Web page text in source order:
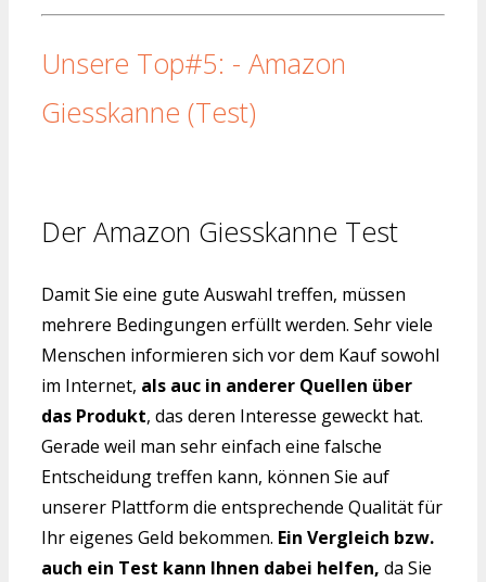
Unsere Top#5: - Amazon
Giesskanne (Test)
Der Amazon Giesskanne Test
Damit Sie eine gute Auswahl treffen, müssen
mehrere Bedingungen erfüllt werden. Sehr viele
Menschen informieren sich vor dem Kauf sowohl
im Internet, als auc in anderer Quellen über
das Produkt, das deren Interesse geweckt hat.
Gerade weil man sehr einfach eine falsche
Entscheidung treffen kann, können Sie auf
unserer Plattform die entsprechende Qualität für
Ihr eigenes Geld bekommen. Ein Vergleich bzw.
auch ein Test kann Ihnen dabei helfen, da Sie